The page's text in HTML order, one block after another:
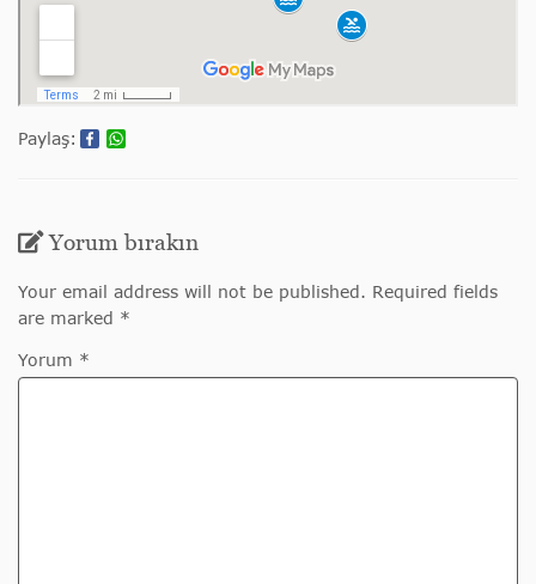
Paylaş:
Yorum bırakın
Your email address will not be published. Required fields
are marked *
Yorum *